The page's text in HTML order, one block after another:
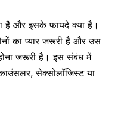
है और इसके फायदे क्या है।
का प्यार जरूरी है और उस
जरूरी है। इस संबंध में
सेक्सोलॉजिस्ट या